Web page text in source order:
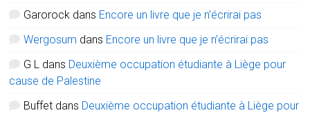
Garorock dans Encore un livre que je n’écrirai pas
Wergosum dans Encore un livre que je n’écrirai pas
G L dans Deuxième occupation étudiante à Liège pour
cause de Palestine
Buffet dans Deuxième occupation étudiante à Liège pour